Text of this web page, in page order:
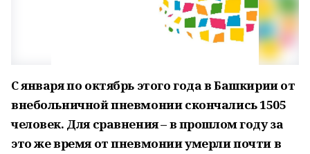
С января по октябрь этого года в Башкирии от
внебольничной пневмонии скончались 1505
человек. Для сравнения – в прошлом году за
это же время от пневмонии умерли почти в